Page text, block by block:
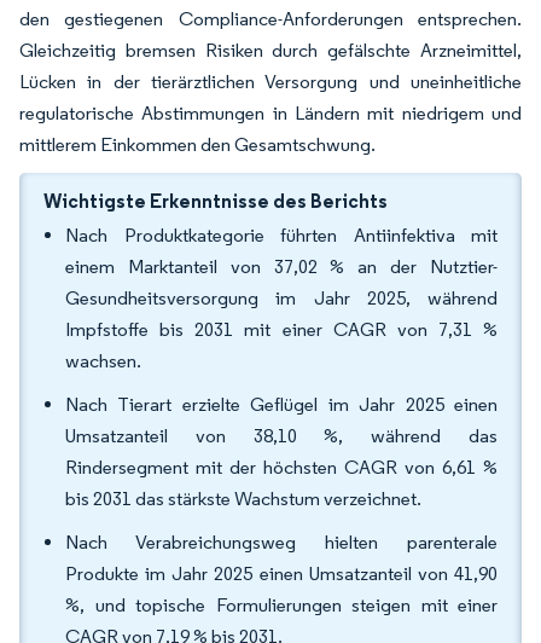
den gestiegenen Compliance-Anforderungen entsprechen.
Gleichzeitig bremsen Risiken durch gefälschte Arzneimittel,
Lücken in der tierärztlichen Versorgung und uneinheitliche
regulatorische Abstimmungen in Ländern mit niedrigem und
mittlerem Einkommen den Gesamtschwung.
Wichtigste Erkenntnisse des Berichts
Nach Produktkategorie führten Antiinfektiva mit
einem Marktanteil von 37,02 % an der Nutztier-
Gesundheitsversorgung im Jahr 2025, während
Impfstoffe bis 2031 mit einer CAGR von 7,31 %
wachsen.
Nach Tierart erzielte Geflügel im Jahr 2025 einen
Umsatzanteil von 38,10 %, während das
Rindersegment mit der höchsten CAGR von 6,61 %
bis 2031 das stärkste Wachstum verzeichnet.
Nach Verabreichungsweg hielten parenterale
Produkte im Jahr 2025 einen Umsatzanteil von 41,90
%, und topische Formulierungen steigen mit einer
CAGR von 7,19 % bis 2031.